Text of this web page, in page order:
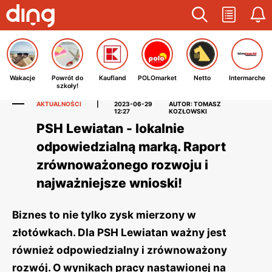
Wakacje
Powrót do
szkoły!
Kaufland POLOmarket Netto Intermarche
AKTUALNOŚCI
2023-06-29
12:27
AUTOR: TOMASZ
KOZŁOWSKI
PSH Lewiatan - lokalnie
odpowiedzialną marką. Raport
zrównoważonego rozwoju i
najważniejsze wnioski!
Biznes to nie tylko zysk mierzony w
złotówkach. Dla PSH Lewiatan ważny jest
również odpowiedzialny i zrównoważony
rozwój. O wynikach pracy nastawionej na